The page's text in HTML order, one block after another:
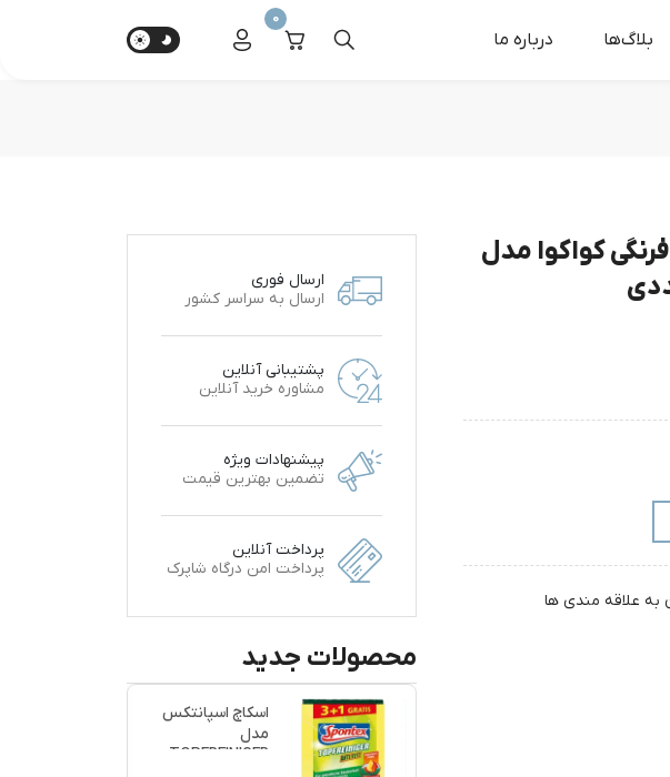
بلاگ‌ها درباره‌ ما
0
کواکوا مدل
به علاقه مندی ها
ارسال فوری
ارسال به سراسر کشور
پشتیبانی آنلاین
مشاوره خرید آنلاین
پیشنهادات ویژه
تضمین بهترین قیمت
پرداخت آنلاین
پرداخت امن درگاه شاپرک
محصولات جدید
اسکاچ اسپانتکس
مدل
TOPFREINIGER